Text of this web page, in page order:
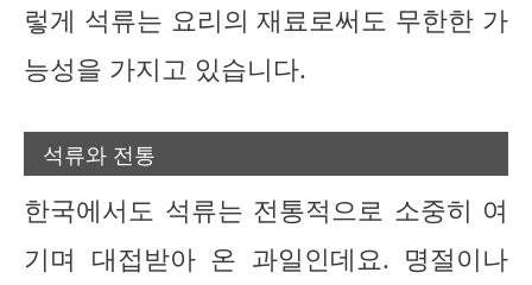
렇게 석류는 요리의 재료로써도 무한한 가
능성을 가지고 있습니다.
석류와 전통
한국에서도 석류는 전통적으로 소중히 여
기며 대접받아 온 과일인데요. 명절이나